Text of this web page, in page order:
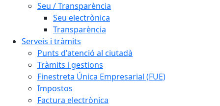
Seu / Transparència
Seu electrònica
Transparència
Serveis i tràmits
Punts d'atenció al ciutadà
Tràmits i gestions
Finestreta Única Empresarial (FUE)
Impostos
Factura electrònica